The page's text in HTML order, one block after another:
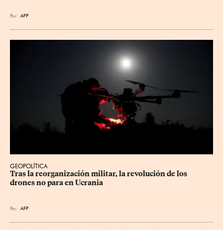
Por AFP
GEOPOLÍTICA
Tras la reorganización militar, la revolución de los
drones no para en Ucrania
Por AFP